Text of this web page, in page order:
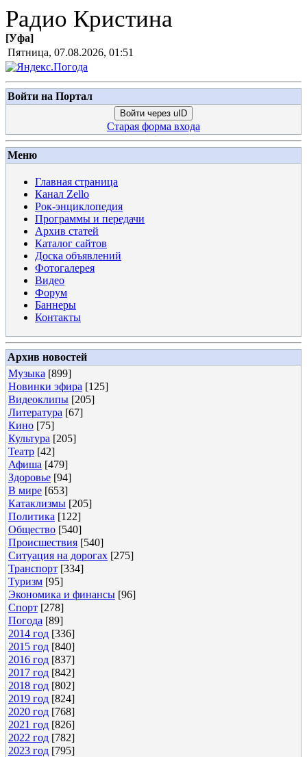
Радио Кристина
[Уфа]
Пятница, 07.08.2026, 01:51
Войти на Портал
Войти через uID
Старая форма входа
Меню
Главная страница
Канал Zello
Рок-энциклопедия
Программы и передачи
Архив статей
Каталог сайтов
Доска объявлений
Фотогалерея
Видео
Форум
Баннеры
Контакты
Архив новостей
Музыка [899]
Новинки эфира [125]
Видеоклипы [205]
Литература [67]
Кино [75]
Культура [205]
Театр [42]
Афиша [479]
Здоровье [94]
В мире [653]
Катаклизмы [205]
Политика [122]
Общество [540]
Происшествия [540]
Ситуация на дорогах [275]
Транспорт [334]
Туризм [95]
Экономика и финансы [96]
Спорт [278]
Погода [89]
2014 год [336]
2015 год [840]
2016 год [837]
2017 год [842]
2018 год [802]
2019 год [824]
2020 год [768]
2021 год [826]
2022 год [782]
2023 год [795]